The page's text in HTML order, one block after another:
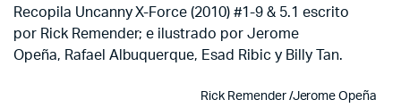
Recopila Uncanny X-Force (2010) #1-9 & 5.1 escrito
por Rick Remender; e ilustrado por Jerome
Opeña, Rafael Albuquerque, Esad Ribic y Billy Tan.
Rick Remender /Jerome Opeña